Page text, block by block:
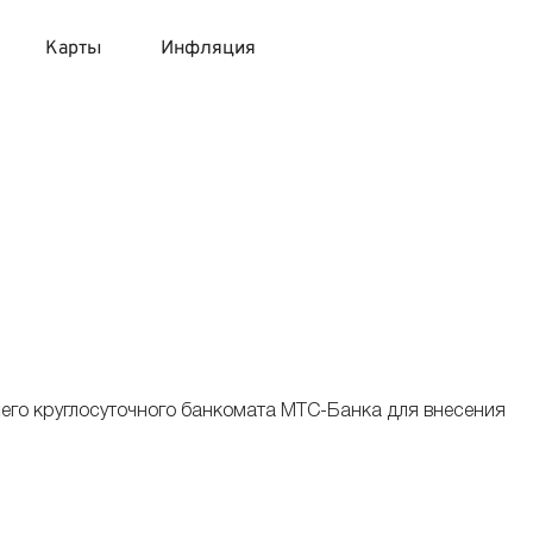
Карты Инфляция
круглосуточного банкомата МТС-Банка для внесения